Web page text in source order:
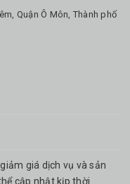
Quận Ô Môn, Thành phố
giá dịch vụ và sản
cập nhật kịp thời